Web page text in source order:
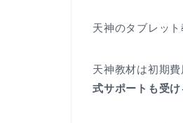
天神のタブレッ
天神教材は初期
式サポートも受け